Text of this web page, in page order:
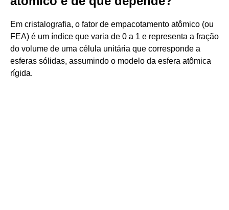
Em cristalografia, o fator de empacotamento atômico (ou
FEA) é um índice que varia de 0 a 1 e representa a fração
do volume de uma célula unitária que corresponde a
esferas sólidas, assumindo o modelo da esfera atômica
rígida.